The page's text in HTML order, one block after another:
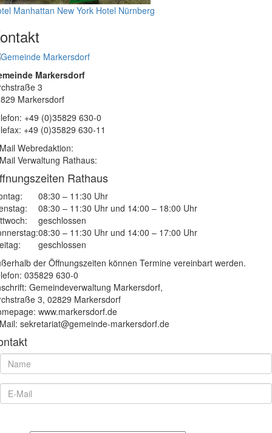
Manhattan New York Hotel Nürnberg
Markersdorf
3
Markersdorf
+49 (0)35829 630-0
+49 (0)35829 630-11
Webredaktion:
Verwaltung Rathaus:
Rathaus
08:30 – 11:30 Uhr
08:30 – 11:30 Uhr und 14:00 – 18:00 Uhr
geschlossen
08:30 – 11:30 Uhr und 14:00 – 17:00 Uhr
geschlossen
der Öffnungszeiten können Termine vereinbart werden.
035829 630-0
Gemeindeverwaltung Markersdorf,
3, 02829 Markersdorf
www.markersdorf.de
sekretariat@gemeinde-markersdorf.de